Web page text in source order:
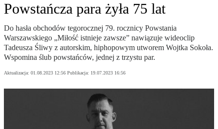
Powstańcza para żyła 75 lat
Do hasła obchodów tegorocznej 79. rocznicy Powstania
Warszawskiego „Miłość istnieje zawsze” nawiązuje wideoclip
Tadeusza Śliwy z autorskim, hiphopowym utworem Wojtka Sokoła.
Wspomina ślub powstańców, jednej z trzystu par.
Aktualizacja: 01.08.2023 12:56 Publikacja: 19.07.2023 16:56